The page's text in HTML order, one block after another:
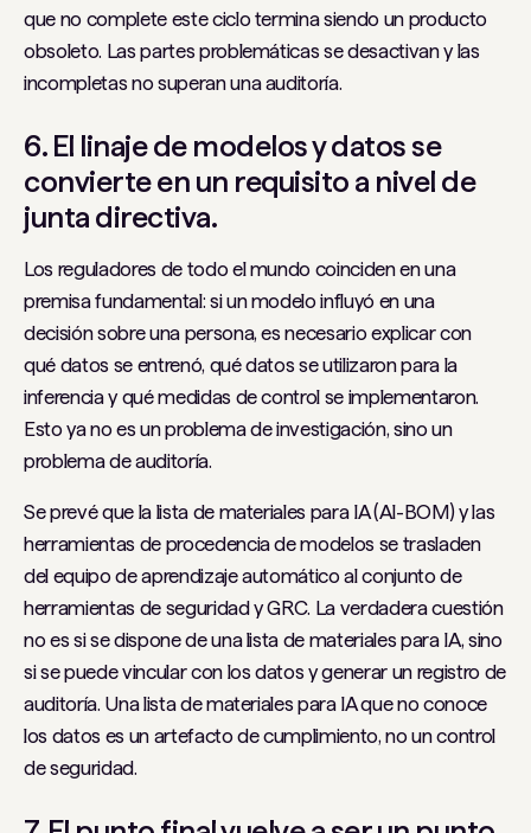
que no complete este ciclo termina siendo un producto
obsoleto. Las partes problemáticas se desactivan y las
incompletas no superan una auditoría.
6. El linaje de modelos y datos se
convierte en un requisito a nivel de
junta directiva.
Los reguladores de todo el mundo coinciden en una
premisa fundamental: si un modelo influyó en una
decisión sobre una persona, es necesario explicar con
qué datos se entrenó, qué datos se utilizaron para la
inferencia y qué medidas de control se implementaron.
Esto ya no es un problema de investigación, sino un
problema de auditoría.
Se prevé que la lista de materiales para IA (AI-BOM) y las
herramientas de procedencia de modelos se trasladen
del equipo de aprendizaje automático al conjunto de
herramientas de seguridad y GRC. La verdadera cuestión
no es si se dispone de una lista de materiales para IA, sino
si se puede vincular con los datos y generar un registro de
auditoría. Una lista de materiales para IA que no conoce
los datos es un artefacto de cumplimiento, no un control
de seguridad.